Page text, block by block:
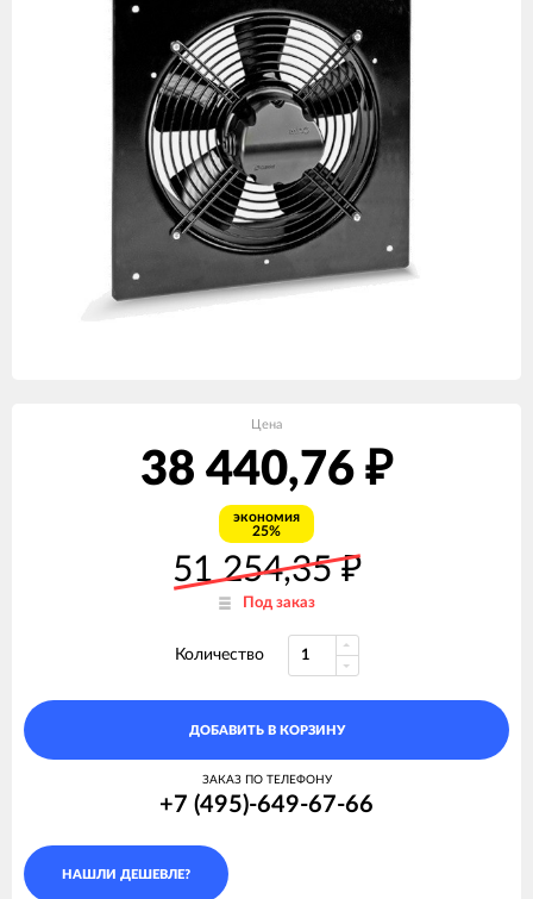
Цена
38 440,76 ₽
экономия
25%
51 254,35₽
Под заказ
Количество
ДОБАВИТЬ В КОРЗИНУ
ЗАКАЗ ПО ТЕЛЕФОНУ
+7 (495)-649-67-66